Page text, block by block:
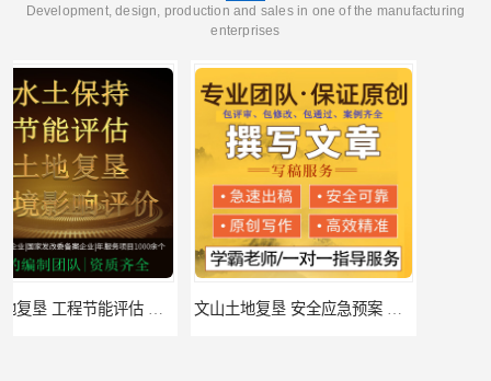
Development, design, production and sales in one of the manufacturing
enterprises
文山土地复垦 安全应急预案 公司